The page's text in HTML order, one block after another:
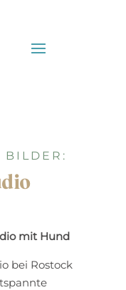
BILDER:
mit Hund
bei Rostock